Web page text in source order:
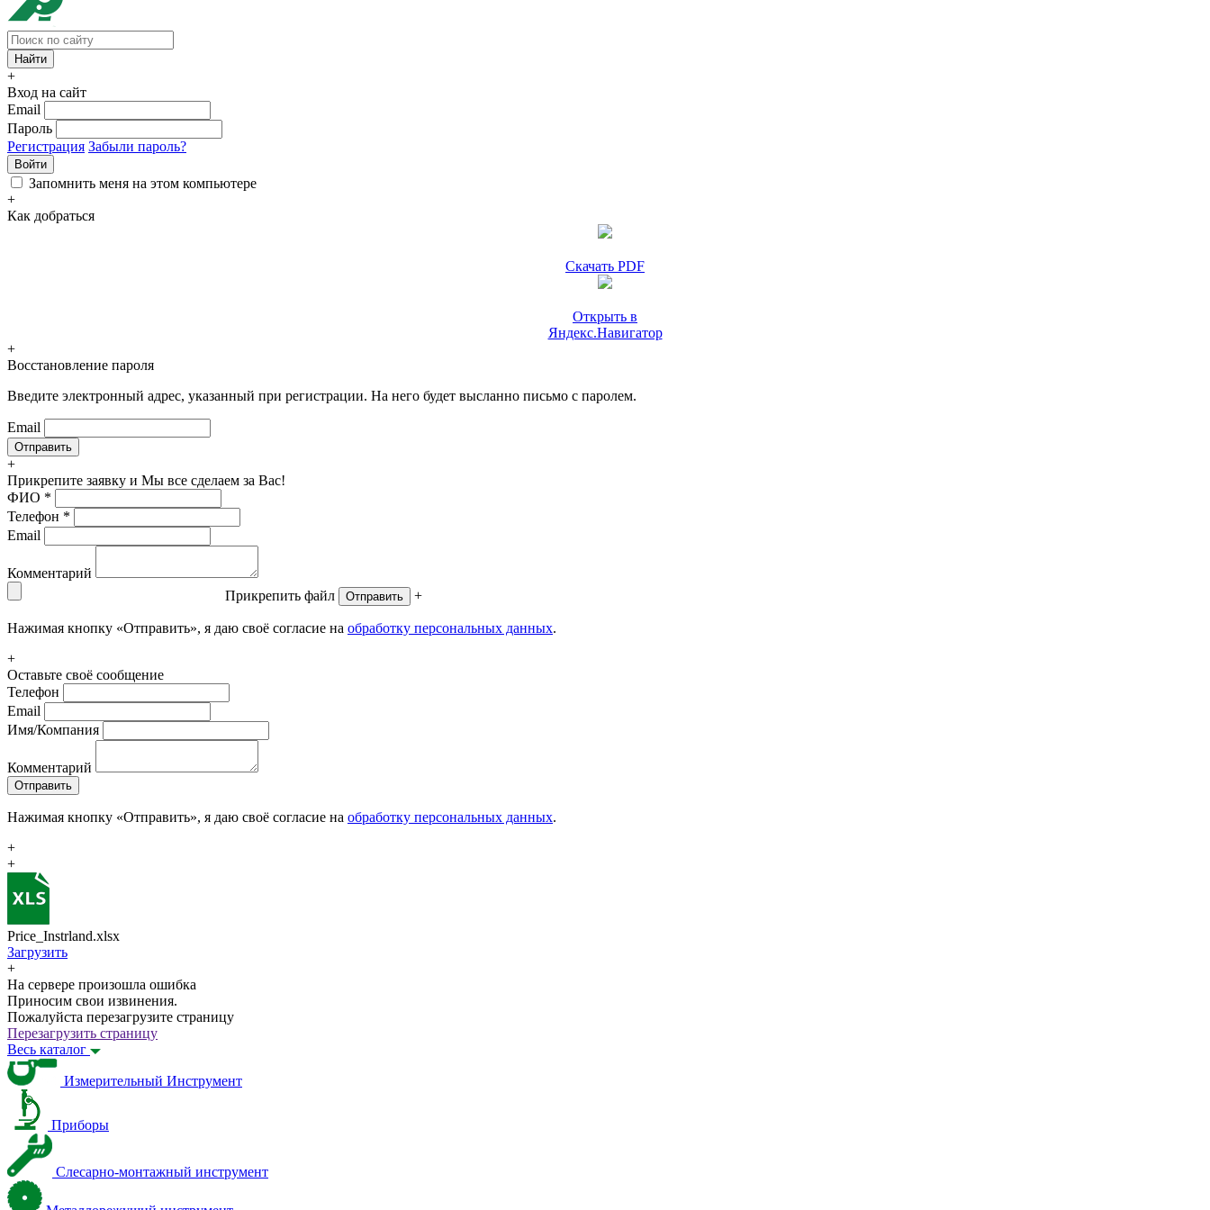
+
Вход на сайт
Email
Пароль
Регистрация Забыли пароль?
Войти
Запомнить меня на этом компьютере
+
Как добраться
Скачать PDF
Открыть в
Яндекс.Навигатор
+
Восстановление пароля
Введите электронный адрес, указанный при регистрации. На него будет высланно письмо с паролем.
Email
+
Прикрепите заявку и Мы все сделаем за Вас!
ФИО *
Телефон *
Email
Комментарий
Прикрепить файл
Отправить +
Нажимая кнопку «Отправить», я даю своё согласие на обработку персональных данных.
+
Оставьте своё сообщение
Телефон
Email
Имя/Компания
Комментарий
Отправить
Нажимая кнопку «Отправить», я даю своё согласие на обработку персональных данных.
+
+
Price_Instrland.xlsx
Загрузить
+
На сервере произошла ошибка
Приносим свои извинения.
Пожалуйста перезагрузите страницу
Перезагрузить страницу
Весь каталог
Измерительный Инструмент
Приборы
Слесарно-монтажный инструмент